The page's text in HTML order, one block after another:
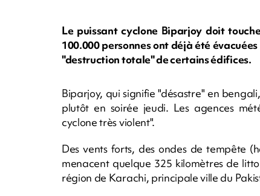
Le puissant cyclone Biparjoy doit
100.000 personnes ont déjà été
"destruction totale" de certains édifices.
Biparjoy, qui signifie "désastre" en
plutôt en soirée jeudi. Les agences
cyclone très violent".
Des vents forts, des ondes de tempête
menacent quelque 325 kilomètres de
région de Karachi, principale ville du